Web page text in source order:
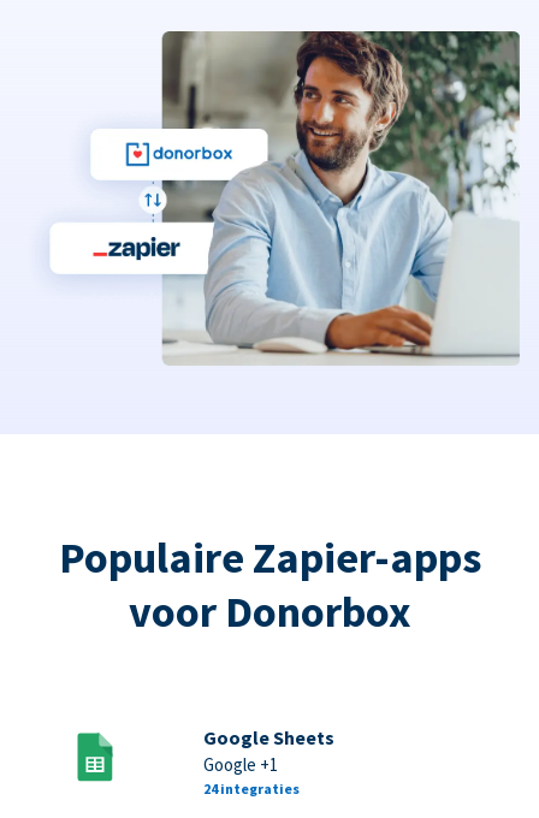
Populaire Zapier-apps
voor Donorbox
Google Sheets
Google +1
24 integraties